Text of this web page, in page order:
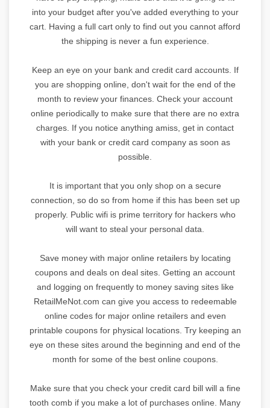
into your budget after you've added everything to your
cart. Having a full cart only to find out you cannot afford
the shipping is never a fun experience.
Keep an eye on your bank and credit card accounts. If
you are shopping online, don't wait for the end of the
month to review your finances. Check your account
online periodically to make sure that there are no extra
charges. If you notice anything amiss, get in contact
with your bank or credit card company as soon as
possible.
It is important that you only shop on a secure
connection, so do so from home if this has been set up
properly. Public wifi is prime territory for hackers who
will want to steal your personal data.
Save money with major online retailers by locating
coupons and deals on deal sites. Getting an account
and logging on frequently to money saving sites like
RetailMeNot.com can give you access to redeemable
online codes for major online retailers and even
printable coupons for physical locations. Try keeping an
eye on these sites around the beginning and end of the
month for some of the best online coupons.
Make sure that you check your credit card bill will a fine
tooth comb if you make a lot of purchases online. Many